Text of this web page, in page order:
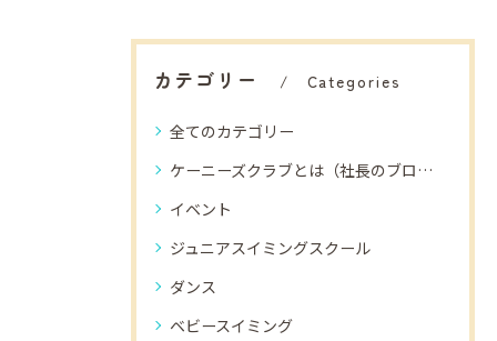
カテゴリー Categories
全てのカテゴリー
ケーニーズクラブとは（社長のブログ）
イベント
ジュニアスイミングスクール
ダンス
ベビースイミング